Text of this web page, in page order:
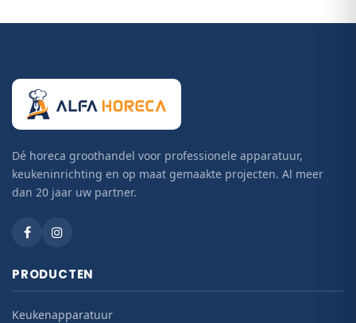
Dé horeca groothandel voor professionele apparatuur,
keukeninrichting en op maat gemaakte projecten. Al meer
dan 20 jaar uw partner.
PRODUCTEN
Keukenapparatuur